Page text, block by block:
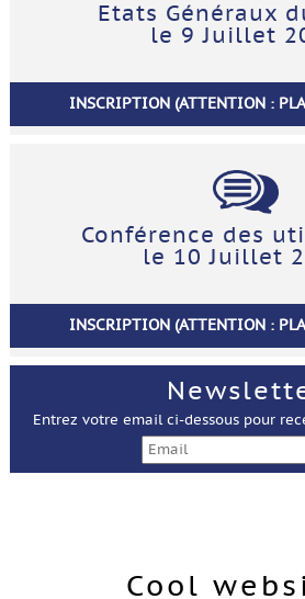
Etats Généraux
le 9 Juillet
INSCRIPTION (ATTENTION :
Conférence des
le 10 Juillet
INSCRIPTION (ATTENTION :
Entrez votre email ci-dessous pour
Cool